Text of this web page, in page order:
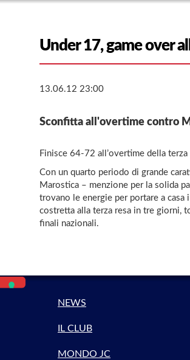
Under 17, game over
13.06.12 23:00
Sconfitta all'overtime contro
Finisce 64-72 all’overtime della
Con un quarto periodo di grande
Marostica – menzione per la solida
trovano le energie per portare a
costretta alla terza resa in tre giorni,
finali nazionali.
NEWS
IL CLUB
MONDO JC